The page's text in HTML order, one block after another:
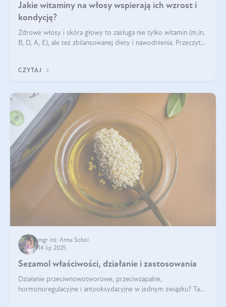
Jakie witaminy na włosy wspierają ich wzrost i
kondycję?
Zdrowe włosy i skóra głowy to zasługa nie tylko witamin (m.in.
B, D, A, E), ale też zbilansowanej diety i nawodnienia. Przeczytaj
CZYTAJ
mgr inż. Anna Sobol
14 lip 2025
Sezamol właściwości, działanie i zastosowania
Działanie przeciwnowotworowe, przeciwzapalne,
hormonoregulacyjne i antyoksydacyjne w jednym związku? Tak